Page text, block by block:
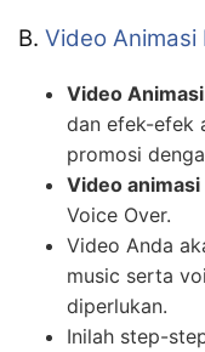
B. Video Animasi
Video Animasi
dan efek-efek
promosi
Video animasi
Voice Over.
Video Anda
music serta
diperlukan.
Inilah step-